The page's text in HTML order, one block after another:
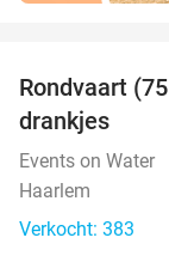
Rondvaart
drankjes
Events on Water
Haarlem
Verkocht: 383